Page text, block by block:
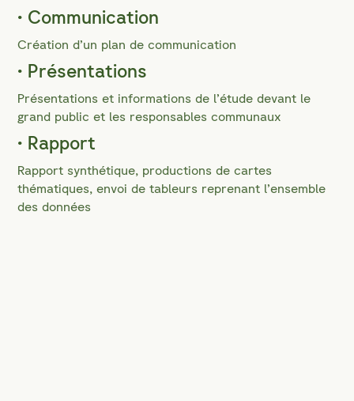
• Communication
Création d’un plan de communication
• Présentations
Présentations et informations de l’étude devant le
grand public et les responsables communaux
• Rapport
Rapport synthétique, productions de cartes
thématiques, envoi de tableurs reprenant l’ensemble
des données